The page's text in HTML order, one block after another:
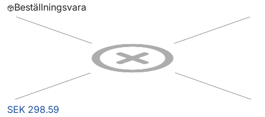
Beställningsvara
SEK 298.59